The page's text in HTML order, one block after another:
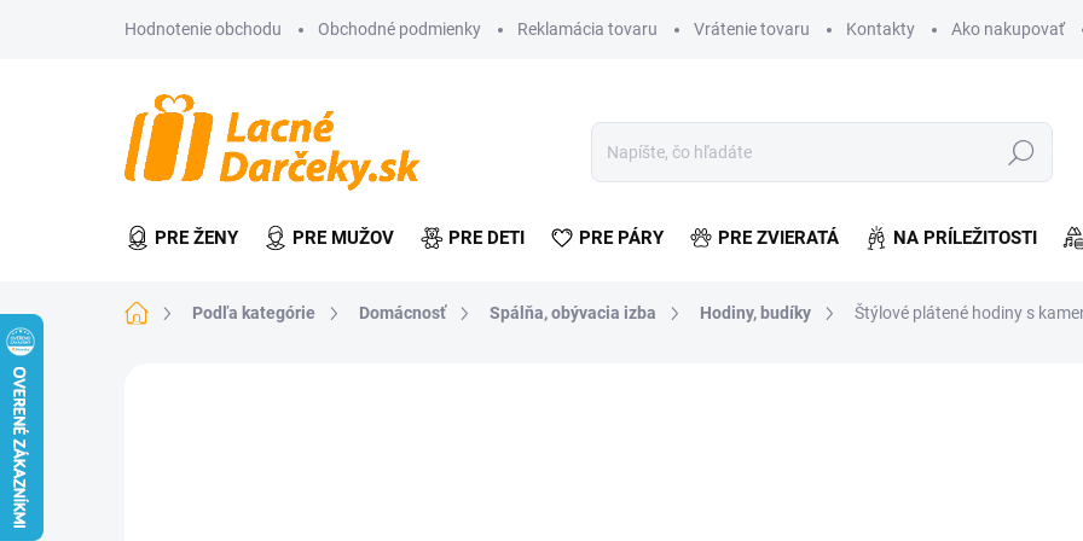
Hodnotenie obchodu Obchodné podmienky Reklamácia tovaru Vrátenie tovaru Kontakty Ako nakupovať
Hľadať
PRE ŽENY PRE MUŽOV PRE DETI PRE PÁRY PRE ZVIERATÁ NA PRÍLEŽITOSTI
DomovPodľa kategórie Domácnosť Spálňa, obývacia izba Hodiny, budíky Štýlové plátené hodiny s